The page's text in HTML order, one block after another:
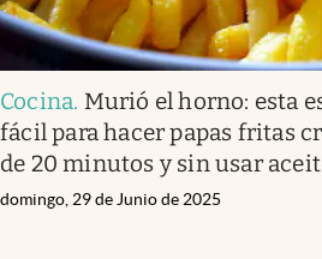
Cocina. Murió el horno: esta
fácil para hacer papas fritas
de 20 minutos y sin usar
domingo, 29 de Junio de 2025